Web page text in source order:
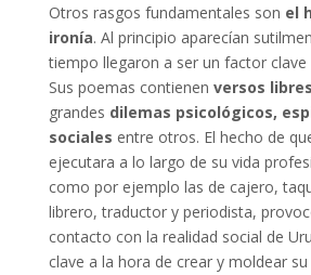
Otros rasgos fundamentales son el
ironía. Al principio aparecían
tiempo llegaron a ser un factor clave
Sus poemas contienen versos libres
grandes dilemas psicológicos,
sociales entre otros. El hecho de
ejecutara a lo largo de su vida
como por ejemplo las de cajero,
librero, traductor y periodista,
contacto con la realidad social de
clave a la hora de crear y moldear